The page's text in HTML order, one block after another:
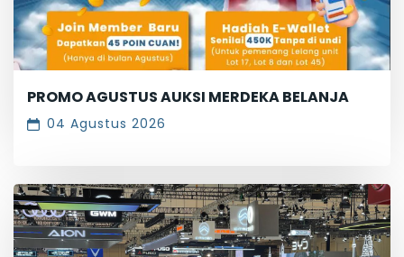
PROMO AGUSTUS AUKSI MERDEKA BELANJA
04 Agustus 2026